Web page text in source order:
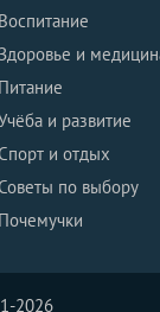
Воспитание
и
Питание
и развитие
Спорт и отдых
Советы по выбору
Почемучки
2026